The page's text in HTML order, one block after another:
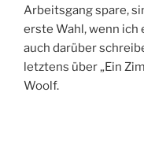
Arbeitsgang spare,
erste Wahl, wenn ich
auch darüber
letztens über „Ein
Woolf.